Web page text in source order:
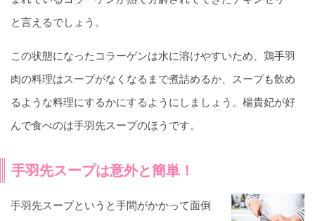
と言えるでしょう。
この状態になったコラーゲンは水に溶けやすいため、鶏手羽
肉の料理はスープがなくなるまで煮詰めるか、スープも飲め
るような料理にするかにするようにしましょう。楊貴妃が好
んで食べのは手羽先スープのほうです。
手羽先スープは意外と簡単！
手羽先スープというと手間がかかって面倒